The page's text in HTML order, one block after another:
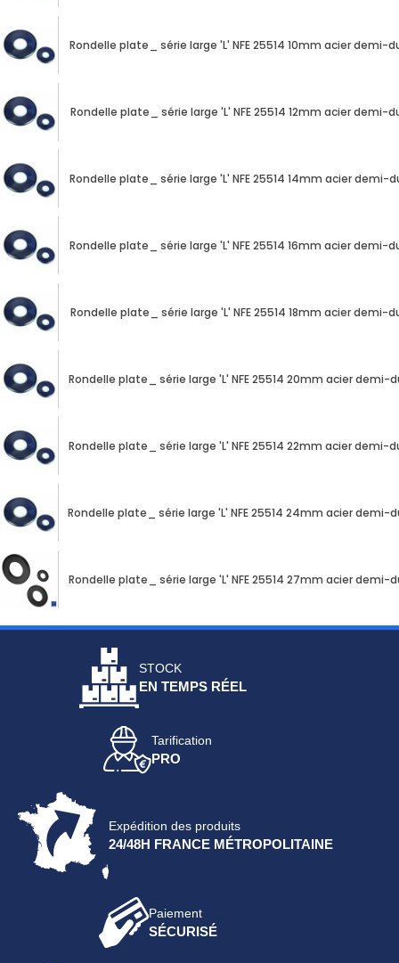
Rondelle plate_ série large 'L' NFE 25514 10mm acier demi-
Rondelle plate_ série large 'L' NFE 25514 12mm acier demi-
Rondelle plate_ série large 'L' NFE 25514 14mm acier demi-
Rondelle plate_ série large 'L' NFE 25514 16mm acier demi-
Rondelle plate_ série large 'L' NFE 25514 18mm acier demi-
Rondelle plate_ série large 'L' NFE 25514 20mm acier demi-
Rondelle plate_ série large 'L' NFE 25514 22mm acier demi-
Rondelle plate_ série large 'L' NFE 25514 24mm acier demi-
Rondelle plate_ série large 'L' NFE 25514 27mm acier demi-
STOCK
EN TEMPS RÉEL
Tarification
PRO
Expédition des produits
24/48H FRANCE MÉTROPOLITAINE
Paiement
SÉCURISÉ